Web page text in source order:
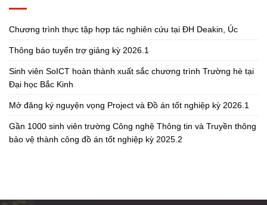
Chương trình thực tập hợp tác nghiên cứu tại ĐH Deakin, Úc
Thông báo tuyển trợ giảng kỳ 2026.1
Sinh viên SoICT hoàn thành xuất sắc chương trình Trường hè tại
Đại học Bắc Kinh
Mở đăng ký nguyện vọng Project và Đồ án tốt nghiệp kỳ 2026.1
Gần 1000 sinh viên trường Công nghệ Thông tin và Truyền thông
bảo vệ thành công đồ án tốt nghiệp kỳ 2025.2